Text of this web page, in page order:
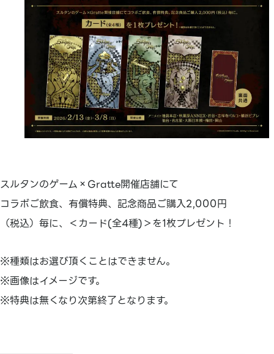
スルタンのゲーム×Gratte開催店舗にて
コラボご飲食、有償特典、記念商品ご購入2,000円
（税込）毎に、＜カード(全4種)＞を1枚プレゼント！
※種類はお選び頂くことはできません。
※画像はイメージです。
※特典は無くなり次第終了となります。